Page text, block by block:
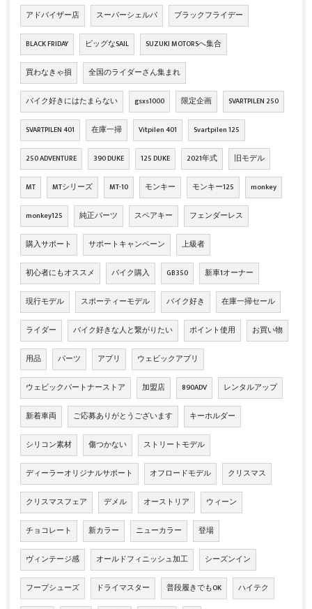
アドバイザー店 スーパーシェルパ ブラックフライデー
BLACK FRIDAY ビッグなSAIL SUZUKI MOTORSへ集合
買わなきゃ損 全国のライダーさん集まれ
バイク好きにはたまらない gsxs1000 限定企画 SVARTPILEN 250
SVARTPILEN 401 在庫一掃 Vitpilen 401 Svartpilen 125
250 ADVENTURE 390 DUKE 125 DUKE 2021年式 旧モデル
MT MTシリーズ MT-10 モンキー モンキー125 monkey
monkey125 純正パーツ スペアキー フェンダーレス
購入サポート サポートキャンペーン 上級者
初心者にもオススメ バイク購入 GB350 新車1オーナー
現行モデル スポーティーモデル バイク好き 在庫一掃セール
ライダー バイク好きな人と繋がりたい ポイント使用 お買い物
用品 パーツ アプリ ウェビックアプリ
ウェビックパートナーストア 加盟店 890ADV レンタルアップ
新着車両 ご応募ありがとうございます キーホルダー
シリコン素材 傷つかない ストリートモデル
ディーラーオリジナルサポート オフロードモデル クリスマス
クリスマスフェア デメル オーストリア ウィーン
チョコレート 新カラー ニューカラー 登場
ヴィンテージ感 オールドフィニッシュ加工 シーズンイン
フープシューズ ドライマスター 普段履きでもOK ハイテク